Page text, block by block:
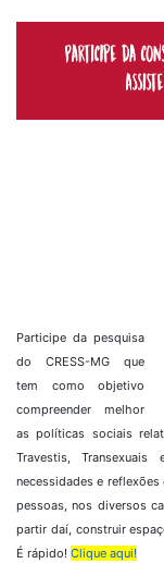
Participe da pesquisa
do CRESS-MG que
tem como objetivo
compreender melhor
as políticas sociais
Travestis,
necessidades e
pessoas, nos diversos
partir daí, construir
É rápido! Clique aqui!